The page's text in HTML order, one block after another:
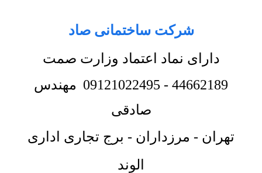
شرکت ساختمانی صاد
دارای نماد اعتماد وزارت صمت
44662189
-
09121022495 مهندس
صادقی
تهران - مرزداران - برج تجاری اداری
الوند